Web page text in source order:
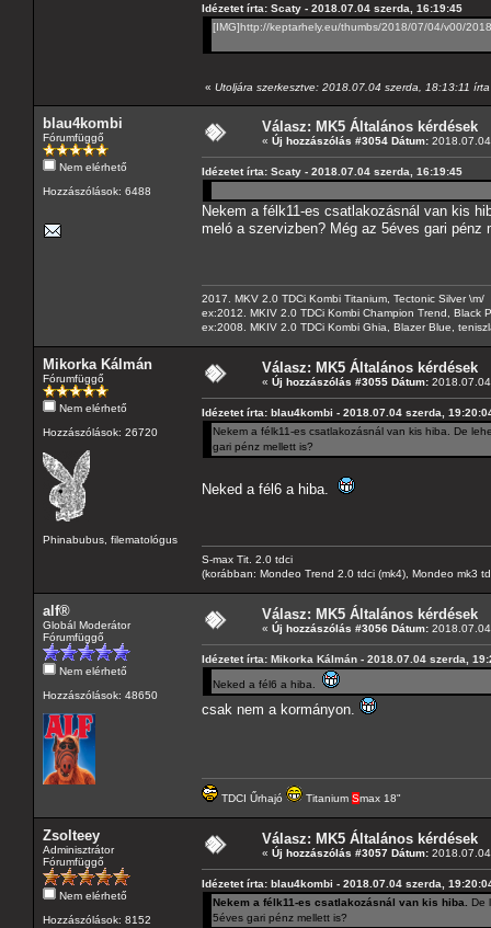
Idézetet írta: Scaty - 2018.07.04 szerda, 16:19:45
[IMG]http://keptarhely.eu/thumbs/2018/07/04/v00/
« Utoljára szerkesztve: 2018.07.04 szerda, 18:13:11
blau4kombi
Fórumfüggő
Nem elérhető
Hozzászólások: 6488
Válasz: MK5 Általános kérdések
« Új hozzászólás #3054 Dátum:
Idézetet írta: Scaty - 2018.07.04 szerda, 16:19:45
Nekem a félk11-es csatlakozásnál van kis
meló a szervizben? Még az 5éves gari pénz
2017. MKV 2.0 TDCi Kombi Titanium, Tectonic Silver \m/
ex:2012. MKIV 2.0 TDCi Kombi Champion Trend, Black
ex:2008. MKIV 2.0 TDCi Kombi Ghia, Blazer Blue,
Mikorka Kálmán
Fórumfüggő
Nem elérhető
Hozzászólások: 26720
Phinabubus, filematológus
Válasz: MK5 Általános kérdések
« Új hozzászólás #3055 Dátum:
Idézetet írta: blau4kombi - 2018.07.04 szerda,
Nekem a félk11-es csatlakozásnál van kis hiba. De
gari pénz mellett is?
Neked a fél6 a hiba.
S-max Tit. 2.0 tdci
(korábban: Mondeo Trend 2.0 tdci (mk4), Mondeo mk3
alf®
Globál Moderátor
Fórumfüggő
Nem elérhető
Hozzászólások: 48650
Válasz: MK5 Általános kérdések
« Új hozzászólás #3056 Dátum:
Idézetet írta: Mikorka Kálmán - 2018.07.04 szerda,
Neked a fél6 a hiba.
csak nem a kormányon.
TDCI Űrhajó Titanium Smax 18"
Zsolteey
Adminisztrátor
Fórumfüggő
Nem elérhető
Hozzászólások: 8152
Válasz: MK5 Általános kérdések
« Új hozzászólás #3057 Dátum:
Idézetet írta: blau4kombi - 2018.07.04 szerda,
Nekem a félk11-es csatlakozásnál van kis hiba.
De
5éves gari pénz mellett is?